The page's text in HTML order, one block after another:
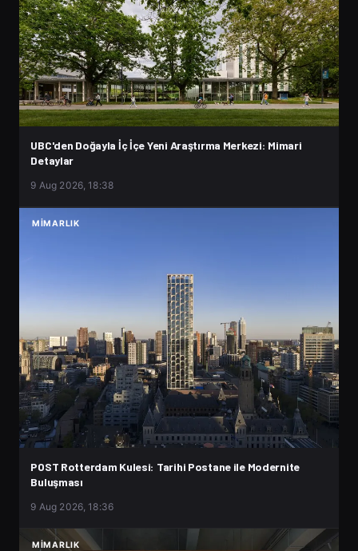
UBC'den Doğayla İç İçe Yeni Araştırma Merkezi: Mimari
Detaylar
9 Aug 2026, 18:38
MIMARLIK
POST Rotterdam Kulesi: Tarihi Postane ile Modernite
Buluşması
9 Aug 2026, 18:36
MIMARLIK